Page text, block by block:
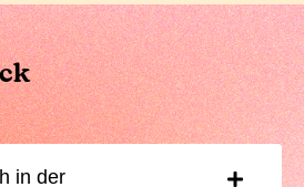
in der